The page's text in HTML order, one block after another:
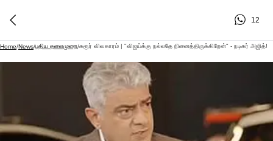
12
Home/News/புதிய தலைமுறை/கரூர் விவகாரம் | "விஜய்க்கு நல்லதே நினைத்திருக்கிறேன்" - நடிகர் அஜித்!